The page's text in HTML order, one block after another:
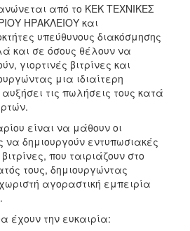
από το ΚΕΚ ΤΕΧΝΙΚΕΣ
ΗΡΑΚΛΕΙΟΥ και
υπεύθυνους διακόσμησης
και σε όσους θέλουν να
γιορτινές βιτρίνες και
μια ιδιαίτερη
τις πωλήσεις τους κατά
είναι να μάθουν οι
δημιουργούν εντυπωσιακές
που ταιριάζουν στο
τους, δημιουργώντας
αγοραστική εμπειρία
έχουν την ευκαιρία: